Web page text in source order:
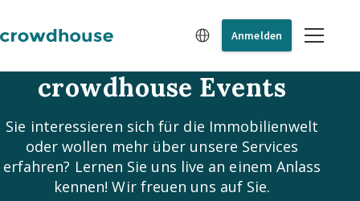
Anmelden
crowdhouse Events
Sie interessieren sich für die Immobilienwelt
oder wollen mehr über unsere Services
erfahren? Lernen Sie uns live an einem Anlass
kennen! Wir freuen uns auf Sie.